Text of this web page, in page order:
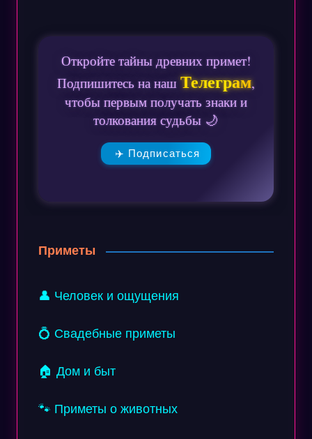
Откройте тайны древних примет!
Подпишитесь на нашТелеграм,
чтобы первым получать знаки и
толкования судьбы 🌙
✈️ Подписаться
Приметы
👤 Человек и ощущения
💍 Свадебные приметы
🏠 Дом и быт
🐾 Приметы о животных